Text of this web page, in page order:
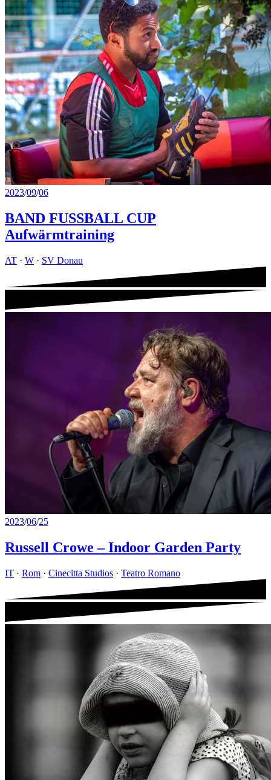
2023/09/06
BAND FUSSBALL CUP
Aufwärmtraining
AT · W · SV Donau
2023/06/25
Russell Crowe – Indoor Garden Party
IT · Rom · Cinecitta Studios · Teatro Romano